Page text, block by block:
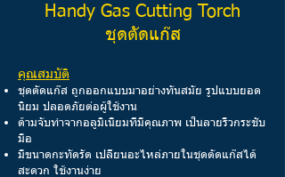
Handy Gas Cutting Torch
ชุดตัดแก๊ส
คุณสมบัติ
ชุดตัดแก๊ส ถูกออกแบบมาอย่างทันสมัย รูปแบบยอด
นิยม ปลอดภัยต่อผู้ใช้งาน
ด้ามจับทำจากอลูมิเนียมที่มีคุณภาพ เป็นลายริ้วกระชับ
มือ
มีขนาดกะทัดรัด เปลี่ยนอะไหล่ภายในชุดตัดแก๊สได้
สะดวก ใช้งานง่าย